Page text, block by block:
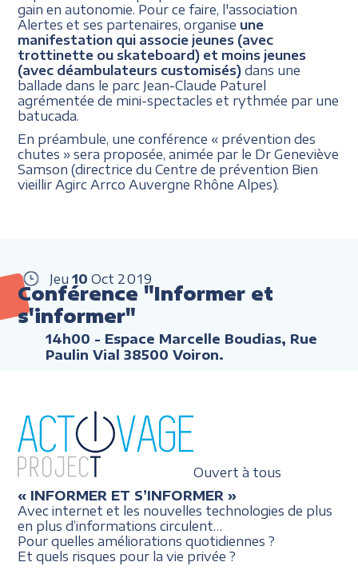
gain en autonomie. Pour ce faire, l'association
Alertes et ses partenaires, organise une
manifestation qui associe jeunes (avec
trottinette ou skateboard) et moins jeunes
(avec déambulateurs customisés) dans une
ballade dans le parc Jean-Claude Paturel
agrémentée de mini-spectacles et rythmée par une
batucada.
En préambule, une conférence « prévention des
chutes » sera proposée, animée par le Dr Geneviève
Samson (directrice du Centre de prévention Bien
vieillir Agirc Arrco Auvergne Rhône Alpes).
Jeu 10 Oct 2019
Conférence "Informer et
s'informer"
14h00 - Espace Marcelle Boudias, Rue
Paulin Vial 38500 Voiron.
Ouvert à tous
« INFORMER ET S’INFORMER »
Avec internet et les nouvelles technologies de plus
en plus d’informations circulent…
Pour quelles améliorations quotidiennes ?
Et quels risques pour la vie privée ?